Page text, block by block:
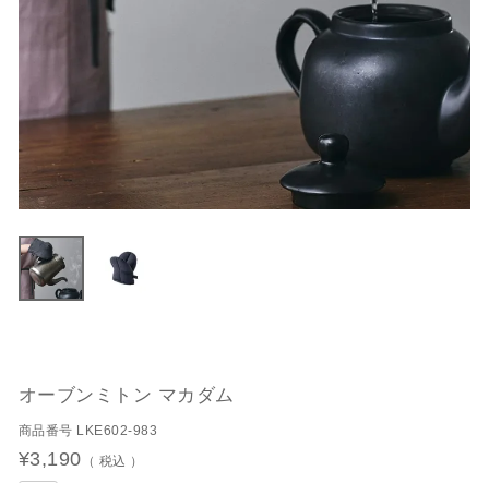
オーブンミトン マカダム
商品番号 LKE602-983
¥3,190 税込